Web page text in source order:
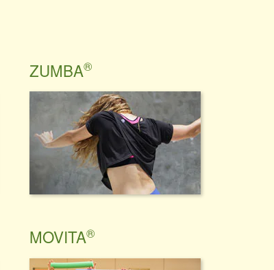
ZUMBA®
MOVITA®